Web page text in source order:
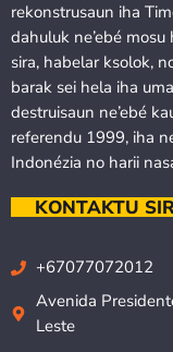
rekonstrusaun iha
dahuluk ne’ebé
sira, habelar ksolok,
barak sei hela iha
destruisaun ne’ebé
referendu 1999, iha
Indonézia no harii
KONTAKTU
+67077072012
Avenida
Leste